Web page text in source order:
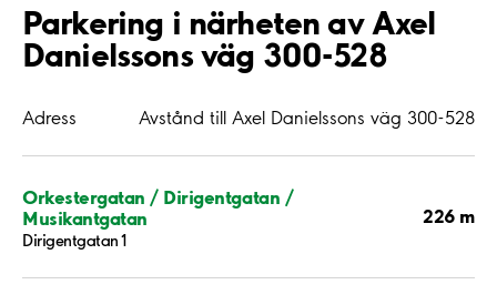
Parkering i närheten av Axel
Danielssons väg 300-528
Adress Avstånd till Axel Danielssons väg 300-528
Orkestergatan / Dirigentgatan /
Musikantgatan
Dirigentgatan 1
226 m